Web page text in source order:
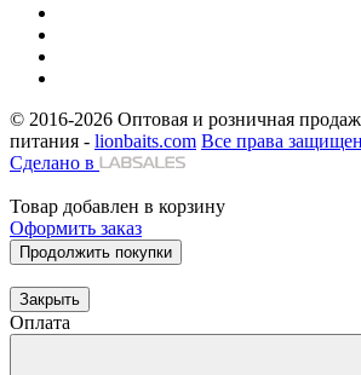
© 2016-2026 Оптовая и розничная
питания - lionbaits.com Все права
Сделано в
Товар добавлен в корзину
Оформить заказ
Продолжить покупки
Закрыть
Оплата